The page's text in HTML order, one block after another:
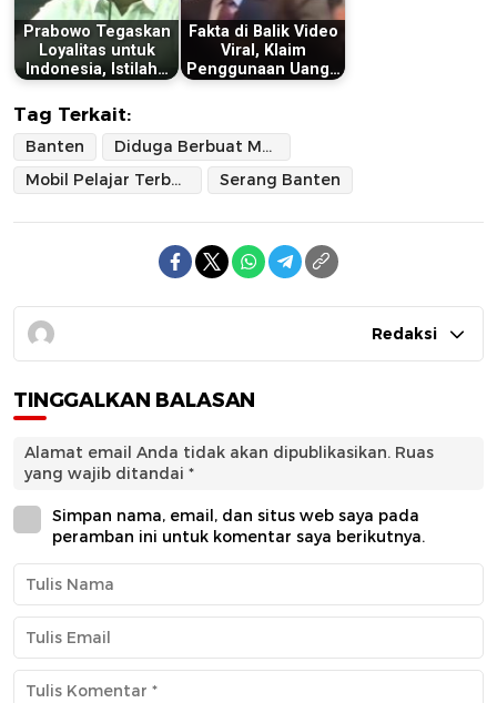
Prabowo Tegaskan
Loyalitas untuk
Indonesia, Istilah…
Fakta di Balik Video
Viral, Klaim
Penggunaan Uang…
Tag Terkait:
Banten
Diduga Berbuat Mesum
Mobil Pelajar Terbalik
Serang Banten
Redaksi
TINGGALKAN BALASAN
Alamat email Anda tidak akan dipublikasikan. Ruas
yang wajib ditandai *
Simpan nama, email, dan situs web saya pada
peramban ini untuk komentar saya berikutnya.